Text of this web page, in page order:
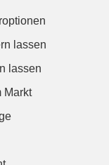
lassen
lassen
Markt